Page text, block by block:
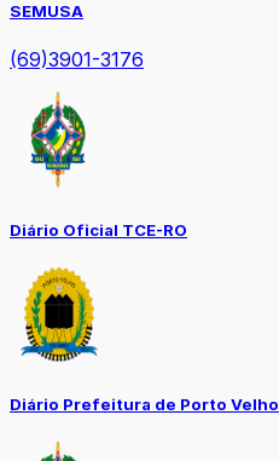
SEMUSA
(69)3901-3176
Diário Oficial TCE-RO
Diário Prefeitura de Porto Velho